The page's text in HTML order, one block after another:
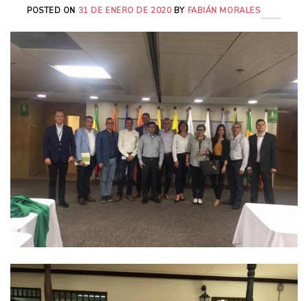
POSTED ON 31 DE ENERO DE 2020 BY FABIÁN MORALES